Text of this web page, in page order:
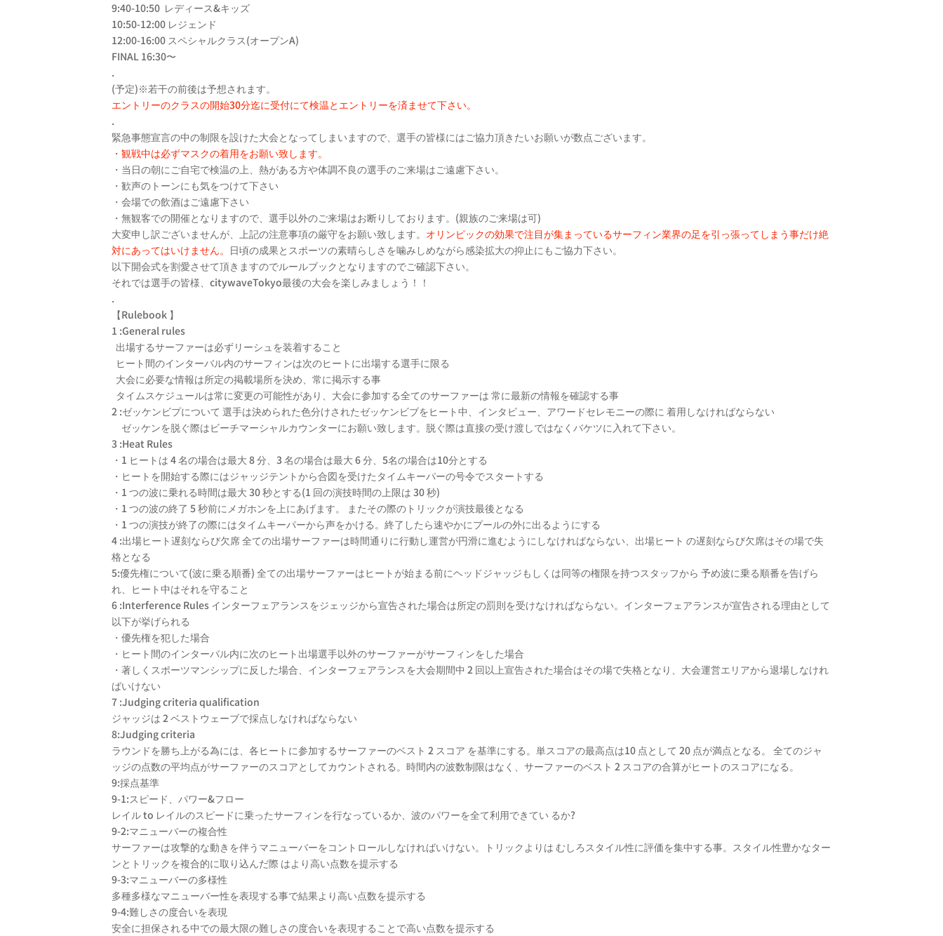
9:40-10:50 レディース&キッズ
10:50-12:00 レジェンド
12:00-16:00 スペシャルクラス(オープンA)
FINAL 16:30〜
.
(予定)※若干の前後は予想されます。
エントリーのクラスの開始30分迄に受付にて検温とエントリーを済ませて下さい。
.
緊急事態宣言の中の制限を設けた大会となってしまいますので、選手の皆様にはご協力頂きたいお願いが数点ございます。
・ 観戦中は必ずマスクの着用をお願い致します。
・当日の朝にご自宅で検温の上、熱がある方や体調不良の選手のご来場はご遠慮下さい。
・歓声のトーンにも気をつけて下さい
・会場での飲酒はご遠慮下さい
・無観客での開催となりますので、選手以外のご来場はお断りしております。(親族のご来場は可)
大変申し訳ございませんが、上記の注意事項の厳守をお願い致します。 オリンピックの効果で注目が集まっているサーフィン業界の足を引っ張ってしまう事だけ絶
対にあってはいけません。 日頃の成果とスポーツの素晴らしさを噛みしめながら感染拡大の抑止にもご協力下さい。
以下開会式を割愛させて頂きますのでルールブックとなりますのでご確認下さい。
それでは選手の皆様、citywaveTokyo最後の大会を楽しみましょう！！
.
【Rulebook 】
1 :General rules
出場するサーファーは必ずリーシュを装着すること
ヒート間のインターバル内のサーフィンは次のヒートに出場する選手に限る
大会に必要な情報は所定の掲載場所を決め、常に掲示する事
タイムスケジュールは常に変更の可能性があり、大会に参加する全てのサーファーは 常に最新の情報を確認する事
2 :ゼッケンビプについて 選手は決められた色分けされたゼッケンビブをヒート中、インタビュー、アワードセレモニーの際に 着用しなければならない
ゼッケンを脱ぐ際はビーチマーシャルカウンターにお願い致します。脱ぐ際は直接の受け渡しではなくバケツに入れて下さい。
3 :Heat Rules
・1 ヒートは 4 名の場合は最大 8 分、3 名の場合は最大 6 分、5名の場合は10分とする
・ヒートを開始する際にはジャッジテントから合図を受けたタイムキーパーの号令でスタートする
・1 つの波に乗れる時間は最大 30 秒とする(1 回の演技時間の上限は 30 秒)
・1 つの波の終了 5 秒前にメガホンを上にあげます。 またその際のトリックが演技最後となる
・1 つの演技が終了の際にはタイムキーパーから声をかける。終了したら速やかにプールの外に出るようにする
4 :出場ヒート遅刻ならび欠席 全ての出場サーファーは時間通りに行動し運営が円滑に進むようにしなければならない、出場ヒート の遅刻ならび欠席はその場で失
格となる
5:優先権について(波に乗る順番) 全ての出場サーファーはヒートが始まる前にヘッドジャッジもしくは同等の権限を持つスタッフから 予め波に乗る順番を告げら
れ、ヒート中はそれを守ること
6 :Interference Rules インターフェアランスをジェッジから宣告された場合は所定の罰則を受けなければならない。インターフェアランスが宣告される理由として
以下が挙げられる
・優先権を犯した場合
・ヒート間のインターバル内に次のヒート出場選手以外のサーファーがサーフィンをした場合
・著しくスポーツマンシップに反した場合、インターフェアランスを大会期間中 2 回以上宣告された場合はその場で失格となり、大会運営エリアから退場しなけれ
ばいけない
7 :Judging criteria qualification
ジャッジは 2 ベストウェーブで採点しなければならない
8:Judging criteria
ラウンドを勝ち上がる為には、各ヒートに参加するサーファーのベスト 2 スコア を基準にする。単スコアの最高点は10 点として 20 点が満点となる。 全てのジャ
ッジの点数の平均点がサーファーのスコアとしてカウントされる。時間内の波数制限はなく、サーファーのベスト 2 スコアの合算がヒートのスコアになる。
9:採点基準
9-1:スピード、パワー&フロー
レイル to レイルのスピードに乗ったサーフィンを行なっているか、波のパワーを全て利用できてい るか?
9-2:マニューバーの複合性
サーファーは攻撃的な動きを伴うマニューバーをコントロールしなければいけない。トリックよりは むしろスタイル性に評価を集中する事。スタイル性豊かなター
ンとトリックを複合的に取り込んだ際 はより高い点数を提示する
9-3:マニューバーの多様性
多種多様なマニューバー性を表現する事で結果より高い点数を提示する
9-4:難しさの度合いを表現
安全に担保される中での最大限の難しさの度合いを表現することで高い点数を提示する